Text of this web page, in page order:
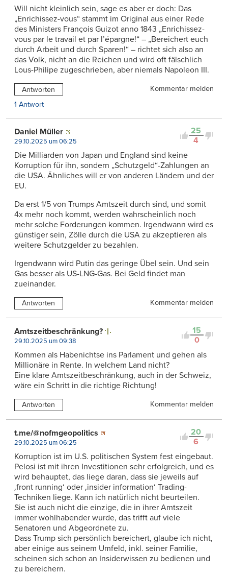
Will nicht kleinlich sein, sage es aber er doch: Das
„Enrichissez-vous“ stammt im Original aus einer Rede
des Ministers François Guizot anno 1843 „Enrichissez-
vous par le travail et par l’épargne!“ – „Bereichert euch
durch Arbeit und durch Sparen!“ – richtet sich also an
das Volk, nicht an die Reichen und wird oft fälschlich
Lous-Philipe zugeschrieben, aber niemals Napoleon III.
Antworten
Kommentar melden
1 Antwort
25
4
Daniel Müller
29.10.2025 um 06:25
Die Milliarden von Japan und England sind keine
Korruption für ihn, sondern „Schutzgeld“-Zahlungen an
die USA. Ähnliches will er von anderen Ländern und der
EU.
Da erst 1/5 von Trumps Amtszeit durch sind, und somit
4x mehr noch kommt, werden wahrscheinlich noch
mehr solche Forderungen kommen. Irgendwann wird es
günstiger sein, Zölle durch die USA zu akzeptieren als
weitere Schutzgelder zu bezahlen.
Irgendwann wird Putin das geringe Übel sein. Und sein
Gas besser als US-LNG-Gas. Bei Geld findet man
zueinander.
Antworten Kommentar melden
15
0
Amtszeitbeschränkung?
29.10.2025 um 09:38
Kommen als Habenichtse ins Parlament und gehen als
Millionäre in Rente. In welchem Land nicht?
Eine klare Amtszeitbeschränkung, auch in der Schweiz,
wäre ein Schritt in die richtige Richtung!
Antworten Kommentar melden
20
6
t.me/@nofmgeopolitics
29.10.2025 um 06:25
Korruption ist im U.S. politischen System fest eingebaut.
Pelosi ist mit ihren Investitionen sehr erfolgreich, und es
wird behauptet, das liege daran, dass sie jeweils auf
‚front running‘ oder ‚insider information‘ Trading-
Techniken liege. Kann ich natürlich nicht beurteilen.
Sie ist auch nicht die einzige, die in ihrer Amtszeit
immer wohlhabender wurde, das trifft auf viele
Senatoren und Abgeordnete zu.
Dass Trump sich persönlich bereichert, glaube ich nicht,
aber einige aus seinem Umfeld, inkl. seiner Familie,
scheinen sich schon an Insiderwissen zu bedienen und
zu bereichern.